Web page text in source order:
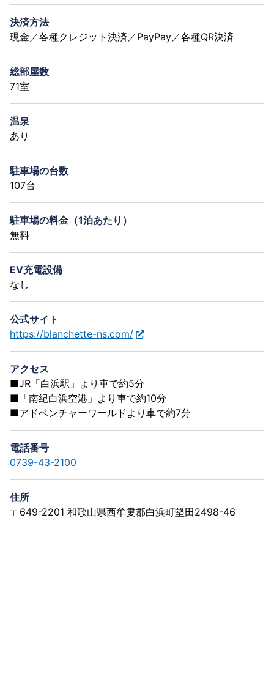
決済方法
現金／各種クレジット決済／PayPay／各種QR決済
総部屋数
71室
温泉
あり
駐車場の台数
107台
駐車場の料金（1泊あたり）
無料
EV充電設備
なし
公式サイト
https://blanchette-ns.com/
アクセス
■JR「白浜駅」より車で約5分
■「南紀白浜空港」より車で約10分
■アドベンチャーワールドより車で約7分
電話番号
0739-43-2100
住所
〒649-2201 和歌山県西牟婁郡白浜町堅田2498-46